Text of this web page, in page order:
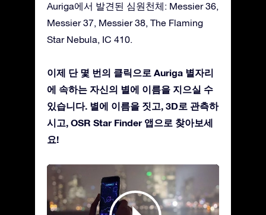
Auriga에서 발견된 심원천체: Messier 36,
Messier 37, Messier 38, The Flaming
Star Nebula, IC 410.
이제 단 몇 번의 클릭으로 Auriga 별자리
에 속하는 자신의 별에 이름을 지으실 수
있습니다. 별에 이름을 짓고, 3D로 관측하
시고, OSR Star Finder 앱으로 찾아보세
요!